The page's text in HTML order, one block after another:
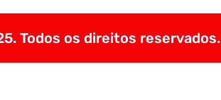
Todos os direitos reservados.